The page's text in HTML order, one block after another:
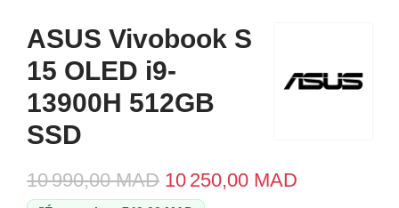
ASUS Vivobook S
15 OLED i9-
13900H 512GB
SSD
10 990,00 MAD 10 250,00 MAD